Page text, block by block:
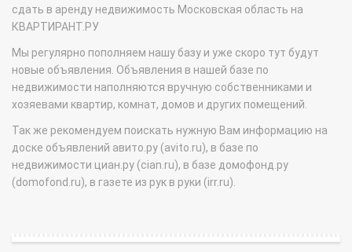
сдать в аренду недвижимость Московская область на
КВАРТИРАНТ.РУ
Мы регулярно пополняем нашу базу и уже скоро тут будут
новые объявления. Объявления в нашей базе по
недвижимости наполняются вручную собственниками и
хозяевами квартир, комнат, домов и других помещений.
Так же рекомендуем поискать нужную Вам информацию на
доске объявлений авито.ру (avito.ru), в базе по
недвижимости циан.ру (cian.ru), в базе домофонд.ру
(domofond.ru), в газете из рук в руки (irr.ru).